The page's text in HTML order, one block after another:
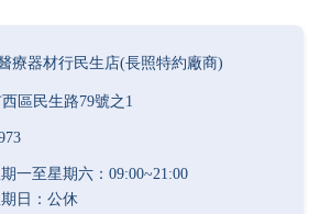
療器材行民生店(長照特約廠商)
區民生路79號之1
一至星期六：09:00~21:00
日：公休